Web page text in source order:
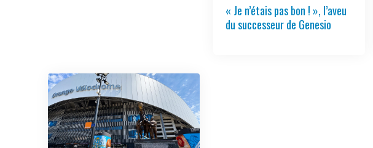
« Je n’étais pas bon ! », l’aveu
du successeur de Genesio